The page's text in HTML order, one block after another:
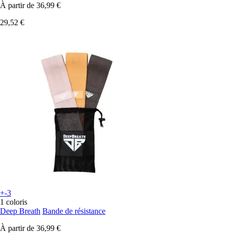
À partir de 36,99 €
29,52 €
+-3
1 coloris
Deep Breath Bande de résistance
À partir de 36,99 €